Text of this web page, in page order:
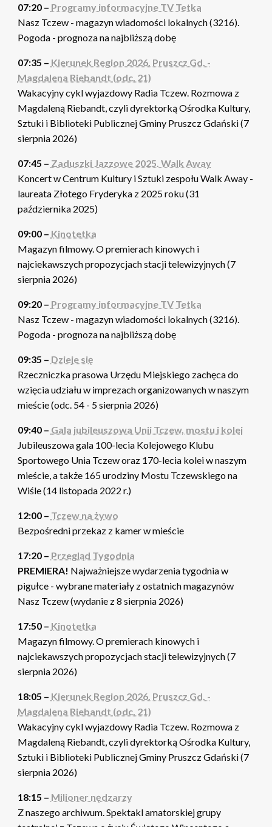
07:20 – Programy informacyjne TV Tetka
Nasz Tczew - magazyn wiadomości lokalnych (3216).
Pogoda - prognoza na najbliższą dobę
07:35 – Kierunek Region 2026. Pruszcz Gd. -
Magdalena Riebandt (odc. 21)
Wakacyjny cykl wyjazdowy Radia Tczew. Rozmowa z
Magdaleną Riebandt, czyli dyrektorką Ośrodka Kultury,
Sztuki i Biblioteki Publicznej Gminy Pruszcz Gdański (7
sierpnia 2026)
07:45 – Zaduszki Jazzowe 2025. Walk Away
Koncert w Centrum Kultury i Sztuki zespołu Walk Away -
laureata Złotego Fryderyka z 2025 roku (31
października 2025)
09:00 – Kinotetka
Magazyn filmowy. O premierach kinowych i
najciekawszych propozycjach stacji telewizyjnych (7
sierpnia 2026)
09:20 – Programy informacyjne TV Tetka
Nasz Tczew - magazyn wiadomości lokalnych (3216).
Pogoda - prognoza na najbliższą dobę
09:35 – Dzieje się
Rzeczniczka prasowa Urzędu Miejskiego zachęca do
wzięcia udziału w imprezach organizowanych w naszym
mieście (odc. 54 - 5 sierpnia 2026)
09:40 – Gala jubileuszowa Unii Tczew, mostu i kolei
Jubileuszowa gala 100-lecia Kolejowego Klubu
Sportowego Unia Tczew oraz 170-lecia kolei w naszym
mieście, a także 165 urodziny Mostu Tczewskiego na
Wiśle (14 listopada 2022 r.)
12:00 – Tczew na żywo
Bezpośredni przekaz z kamer w mieście
17:20 – Przegląd Tygodnia
PREMIERA! Najważniejsze wydarzenia tygodnia w
pigułce - wybrane materiały z ostatnich magazynów
Nasz Tczew (wydanie z 8 sierpnia 2026)
17:50 – Kinotetka
Magazyn filmowy. O premierach kinowych i
najciekawszych propozycjach stacji telewizyjnych (7
sierpnia 2026)
18:05 – Kierunek Region 2026. Pruszcz Gd. -
Magdalena Riebandt (odc. 21)
Wakacyjny cykl wyjazdowy Radia Tczew. Rozmowa z
Magdaleną Riebandt, czyli dyrektorką Ośrodka Kultury,
Sztuki i Biblioteki Publicznej Gminy Pruszcz Gdański (7
sierpnia 2026)
18:15 – Milioner nędzarzy
Z naszego archiwum. Spektakl amatorskiej grupy